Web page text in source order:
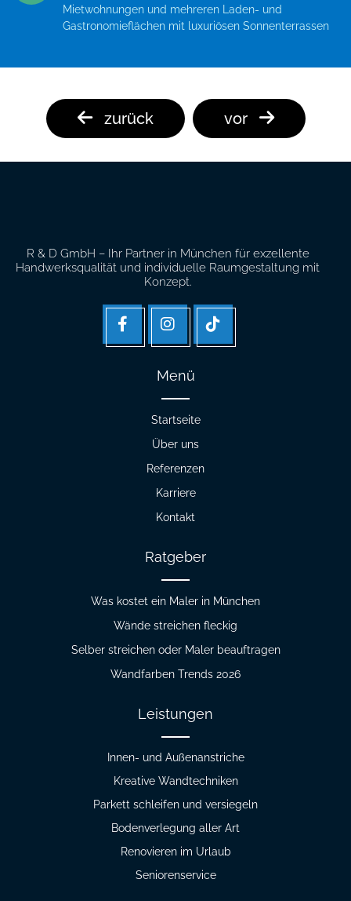
Mietwohnungen und mehreren Laden- und
Gastronomieflächen mit luxuriösen Sonnenterrassen
zurück vor
R & D GmbH – Ihr Partner in München für exzellente
Handwerksqualität und individuelle Raumgestaltung mit
Konzept.
facebookInstagram
Tik
Menü
Startseite
Über uns
Referenzen
Karriere
Kontakt
Ratgeber
Was kostet ein Maler in München
Wände streichen fleckig
Selber streichen oder Maler beauftragen
Wandfarben Trends 2026
Leistungen
Innen- und Außenanstriche
Kreative Wandtechniken
Parkett schleifen und versiegeln
Bodenverlegung aller Art
Renovieren im Urlaub
Seniorenservice